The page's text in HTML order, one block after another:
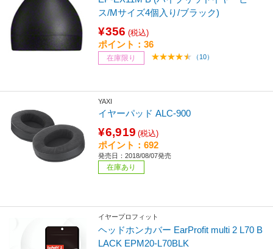
ス/Mサイズ4個入り/ブラック)
¥356 (税込)
ポイント：36
在庫限り （10）
YAXI
イヤーパッド ALC-900
¥6,919 (税込)
ポイント：692
発売日：2018/08/07発売
在庫あり
イヤープロフィット
ヘッドホンカバー EarProfit multi 2 L70 B
LACK EPM20-L70BLK